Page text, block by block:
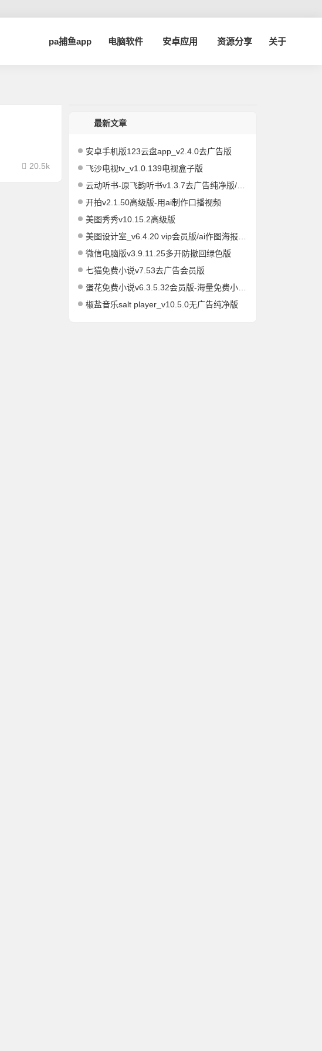
pa捕鱼app 电脑软件 安卓应用 资源分享 关于
20.5k
最新文章
安卓手机版123云盘app_v2.4.0去广告版
飞沙电视tv_v1.0.139电视盒子版
云动听书-原飞韵听书v1.3.7去广告纯净版/海量资源
开拍v2.1.50高级版-用ai制作口播视频
美图秀秀v10.15.2高级版
美图设计室_v6.4.20 vip会员版/ai作图海报编辑
微信电脑版v3.9.11.25多开防撤回绿色版
七猫免费小说v7.53去广告会员版
蛋花免费小说v6.3.5.32会员版-海量免费小说有声小说阅读听书
椒盐音乐salt player_v10.5.0无广告纯净版